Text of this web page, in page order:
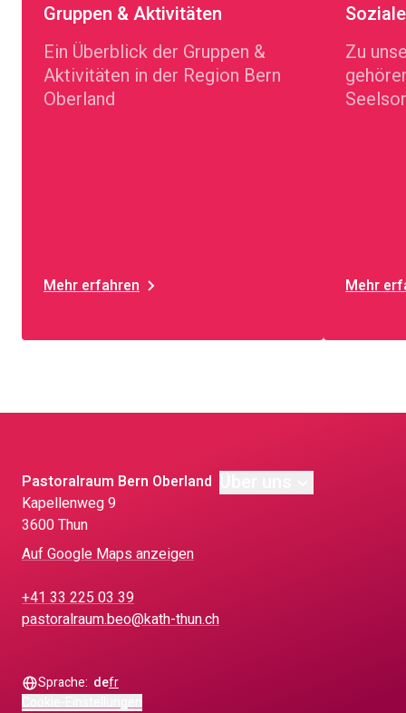
Gruppen & Aktivitäten
Ein Überblick der Gruppen &
Aktivitäten in der Region Bern
Oberland
Mehr erfahren
Zu
Mehr
Pastoralraum Bern Oberland
Kapellenweg 9
3600 Thun
Auf Google Maps anzeigen
+41 33 225 03 39
pastoralraum.beo@kath-thun.ch
Sprache: defr